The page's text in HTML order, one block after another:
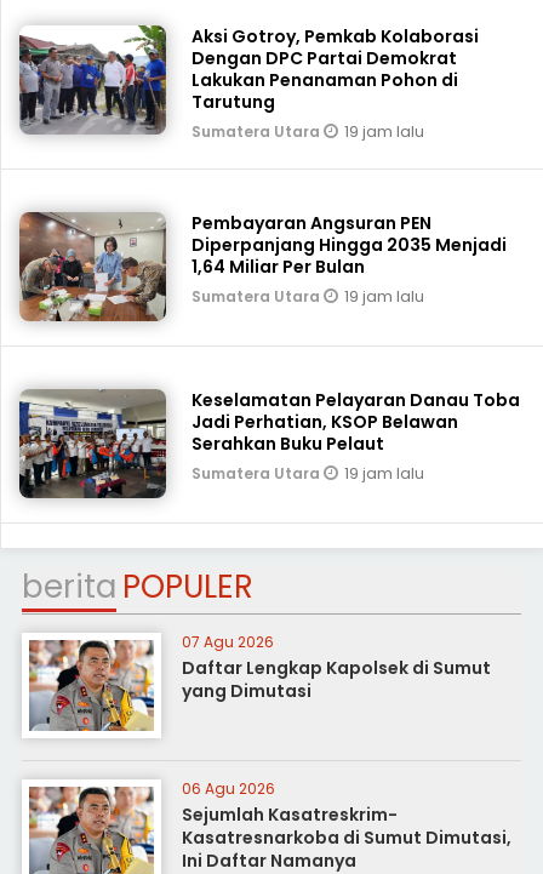
Aksi Gotroy, Pemkab ‎Kolaborasi
Dengan DPC Partai Demokrat
Lakukan Penanaman Pohon di
Tarutung
Sumatera Utara 19 jam lalu
Pembayaran Angsuran PEN
Diperpanjang Hingga 2035 Menjadi
1,64 Miliar Per Bulan
Sumatera Utara 19 jam lalu
Keselamatan Pelayaran Danau Toba
Jadi Perhatian, KSOP Belawan
Serahkan Buku Pelaut
Sumatera Utara 19 jam lalu
berita POPULER
07 Agu 2026
Daftar Lengkap Kapolsek di Sumut
yang Dimutasi
06 Agu 2026
Sejumlah Kasatreskrim-
Kasatresnarkoba di Sumut Dimutasi,
Ini Daftar Namanya